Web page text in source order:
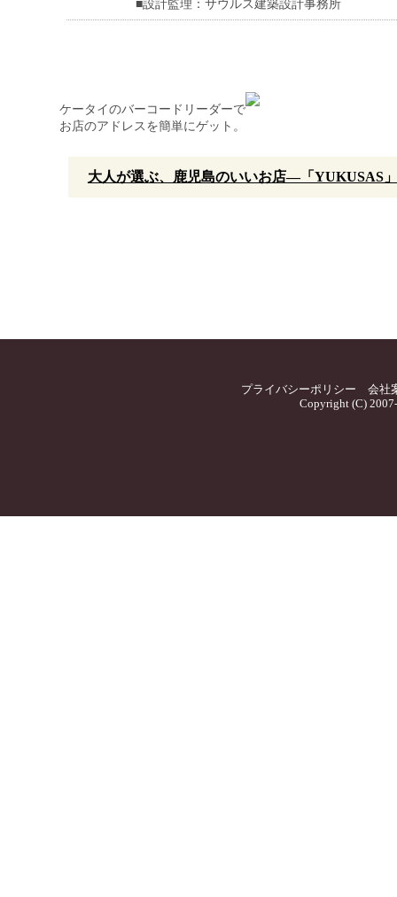
■設計監理：サウルス建築設計事務所
ケータイのバーコードリーダーで
お店のアドレスを簡単にゲット。
大人が選ぶ、鹿児島のいいお店—「YUKUSAS
プライバシーポリシー
会社
Copyright (C)